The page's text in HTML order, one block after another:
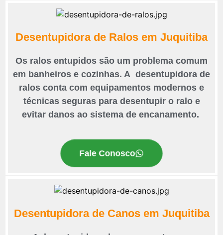
Desentupidora de Ralos em Juquitiba
Os ralos entupidos são um problema comum
em banheiros e cozinhas. A desentupidora de
ralos conta com equipamentos modernos e
técnicas seguras para desentupir o ralo e
evitar danos ao sistema de encanamento.
Fale Conosco
Desentupidora de Canos em Juquitiba